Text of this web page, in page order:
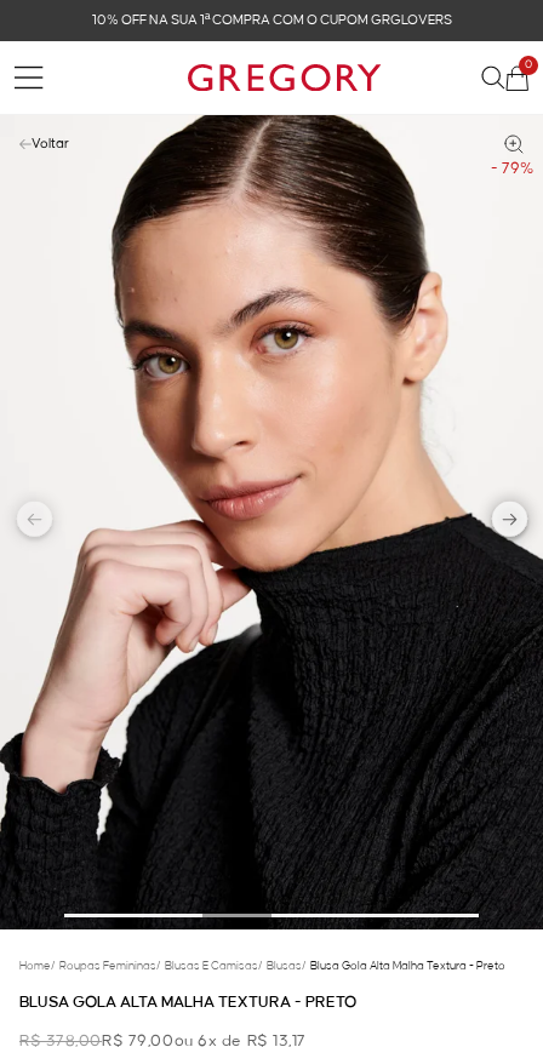
FRETE GRÁTIS NAS COMPRAS ACIMA DE R$ 899
0
- 79%
Voltar
Home/ Roupas Femininas/ Blusas E Camisas/ Blusas/ Blusa Gola Alta Malha Textura - Preto
BLUSA GOLA ALTA MALHA TEXTURA - PRETO
R$ 378,00R$ 79,00ou 6x de R$ 13,17